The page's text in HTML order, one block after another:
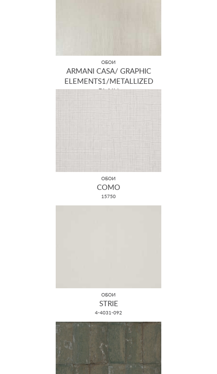
ОБОИ
ARMANI CASA/ GRAPHIC
ELEMENTS1/METALLIZED
ОБОИ
COMO
15750
ОБОИ
STRIE
4-4031-092